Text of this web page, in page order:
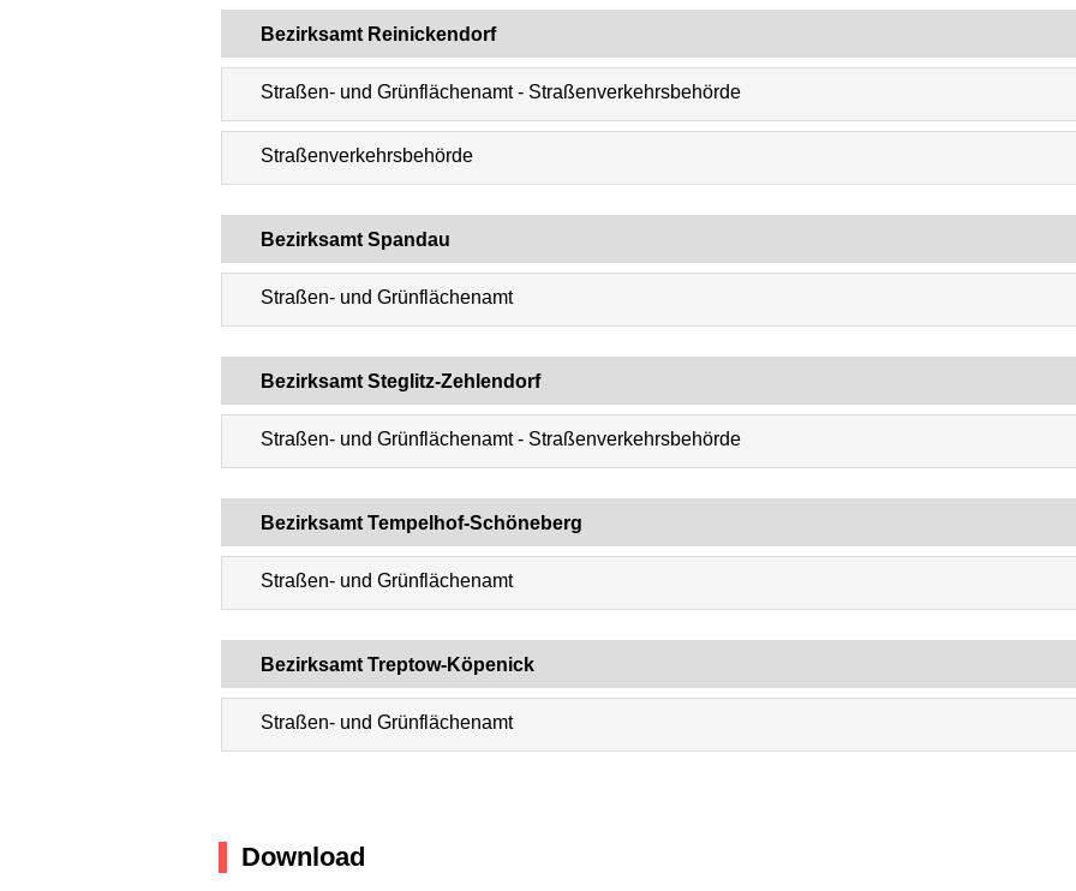
Bezirksamt Reinickendorf
Straßen- und Grünflächenamt - Straßenverkehrsbehörde
Straßenverkehrsbehörde
Bezirksamt Spandau
Straßen- und Grünflächenamt
Bezirksamt Steglitz-Zehlendorf
Straßen- und Grünflächenamt - Straßenverkehrsbehörde
Bezirksamt Tempelhof-Schöneberg
Straßen- und Grünflächenamt
Bezirksamt Treptow-Köpenick
Straßen- und Grünflächenamt
Download